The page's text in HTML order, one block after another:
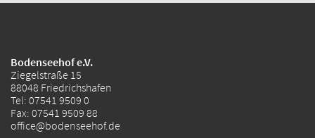
Bodenseehof e.V.
Ziegelstraße 15
88048 Friedrichshafen
Tel: 07541 9509 0
Fax: 07541 9509 88
office@bodenseehof.de